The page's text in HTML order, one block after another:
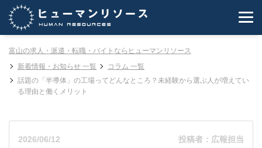
富山の求人・派遣・転職・バイトならヒューマンリソース
新着情報・お知らせ 一覧
コラム 一覧
話題の「半導体」の工場ってどんなところ？未経験から選ぶ人が増えてい
る理由と働くメリット
2026/06/12 投稿者：広報担当